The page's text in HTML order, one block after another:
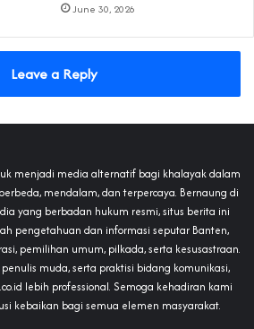
June 30, 2026
Leave a Reply
menjadi media alternatif bagi khalayak dalam
mendalam, dan terpercaya. Bernaung di
yang berbadan hukum resmi, situs berita ini
pengetahuan dan informasi seputar Banten,
pemilihan umum, pilkada, serta kesusastraan.
muda, serta praktisi bidang komunikasi,
lebih professional. Semoga kehadiran kami
kebaikan bagi semua elemen masyarakat.